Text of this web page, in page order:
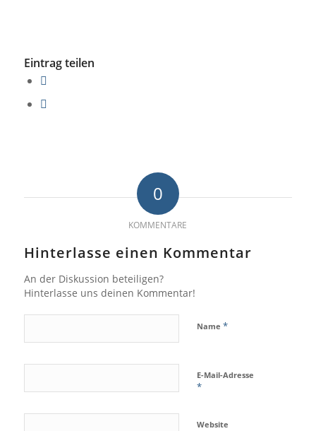
Eintrag teilen
0
KOMMENTARE
Hinterlasse einen Kommentar
An der Diskussion beteiligen?
Hinterlasse uns deinen Kommentar!
Name *
E-Mail-Adresse
*
Website